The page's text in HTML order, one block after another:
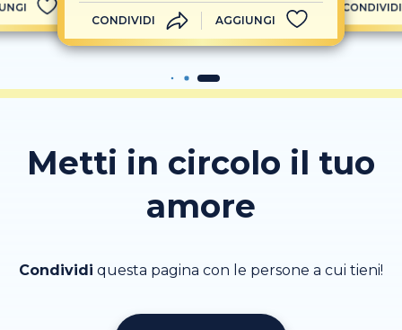
CONDIVIDI AGGIUNGI
CONDIVIDI
Metti in circolo il tuo
amore
Condividi questa pagina con le persone a cui tieni!